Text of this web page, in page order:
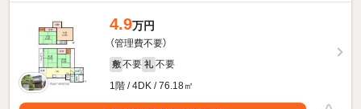
4.9万円
（管理費不要）
敷 不要 礼 不要
1階 / 4DK / 76.18㎡